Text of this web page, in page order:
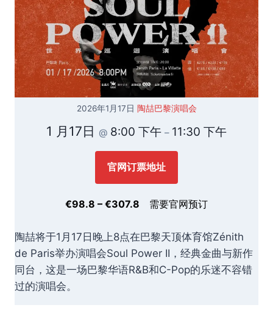
2026年1月17日 陶喆巴黎演唱会
1 月17日 @ 8:00 下午 – 11:30 下午
官网订票地址
€98.8 – €307.8 需要官网预订
陶喆将于1月17日晚上8点在巴黎天顶体育馆Zénith
de Paris举办演唱会Soul Power II，经典金曲与新作
同台，这是一场巴黎华语R&B和C-Pop的乐迷不容错
过的演唱会。